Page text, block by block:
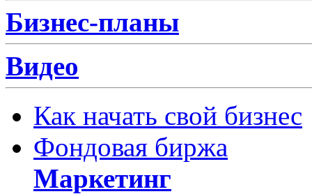
Бизнес-планы
Видео
Как начать свой бизнес
Фондовая биржа
Маркетинг